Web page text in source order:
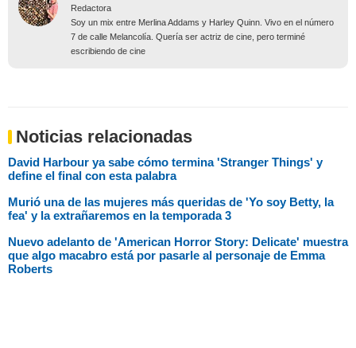
Redactora
Soy un mix entre Merlina Addams y Harley Quinn. Vivo en el número
7 de calle Melancolía. Quería ser actriz de cine, pero terminé
escribiendo de cine
Noticias relacionadas
David Harbour ya sabe cómo termina 'Stranger Things' y
define el final con esta palabra
Murió una de las mujeres más queridas de 'Yo soy Betty, la
fea' y la extrañaremos en la temporada 3
Nuevo adelanto de 'American Horror Story: Delicate' muestra
que algo macabro está por pasarle al personaje de Emma
Roberts